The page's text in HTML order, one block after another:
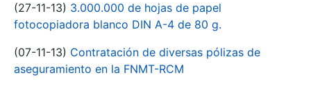
(27-11-13) 3.000.000 de hojas de papel
fotocopiadora blanco DIN A-4 de 80 g.
(07-11-13) Contratación de diversas pólizas de
aseguramiento en la FNMT-RCM